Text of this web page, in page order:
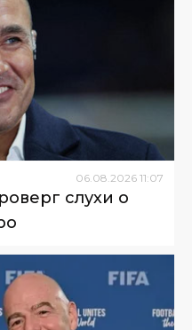
06 08 2026 11:07
слухи о